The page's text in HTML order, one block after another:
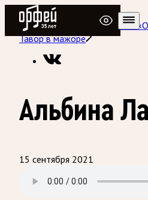
Радио Орфей
Радио классической музыки
Тавор в мажоре
Альбина
15 сентября 2021